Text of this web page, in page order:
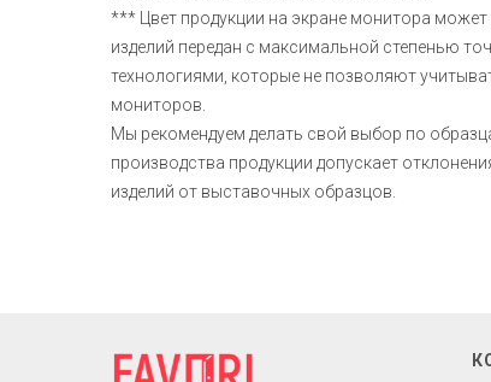
*** Цвет продукции на экране монитора может
изделий передан с максимальной степенью
технологиями, которые не позволяют
мониторов.
Мы рекомендуем делать свой выбор по
производства продукции допускает
изделий от выставочных образцов.